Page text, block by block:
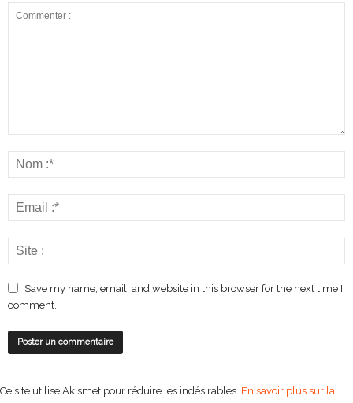
Save my name, email, and website in this browser for the next time I
comment.
Ce site utilise Akismet pour réduire les indésirables. En savoir plus sur la